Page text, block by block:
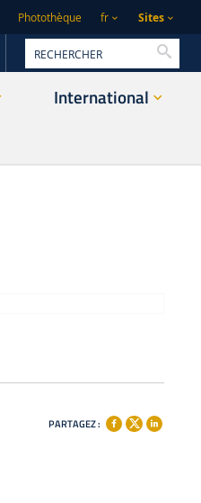
Photothèque fr Sites
International
PARTAGEZ :